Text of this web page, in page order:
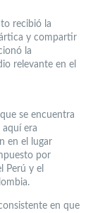
recibió la
y compartir
la
relevante en el
se encuentra
era
en el lugar
por
Perú y el
en que